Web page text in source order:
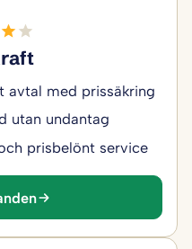
avtal med prissäkring
utan undantag
prisbelönt service